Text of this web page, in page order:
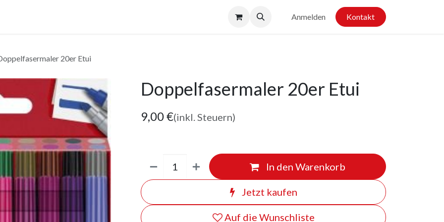
Anmelden Kontakt
20er Etui
Doppelfasermaler 20er Etui
9,00€(inkl. Steuern)
In den Warenkorb
Jetzt kaufen
Auf die Wunschliste